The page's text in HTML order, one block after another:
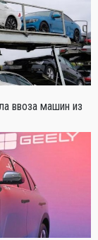
ввоза машин из